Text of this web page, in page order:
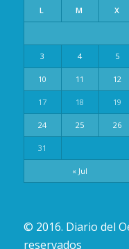
L M X
« Jul
3 4 5
10 11 12
17 18 19
24 25 26
31
© 2016. Diario del
reservados